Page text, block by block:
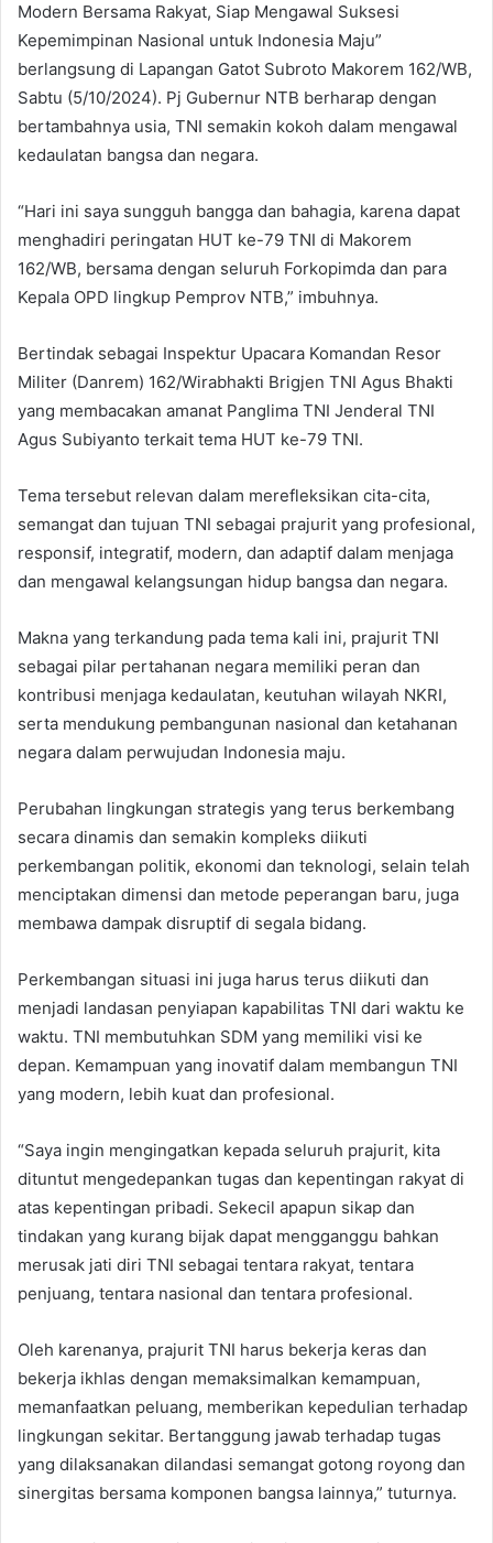
Modern Bersama Rakyat, Siap Mengawal Suksesi
Kepemimpinan Nasional untuk Indonesia Maju”
berlangsung di Lapangan Gatot Subroto Makorem 162/WB,
Sabtu (5/10/2024). Pj Gubernur NTB berharap dengan
bertambahnya usia, TNI semakin kokoh dalam mengawal
kedaulatan bangsa dan negara.
“Hari ini saya sungguh bangga dan bahagia, karena dapat
menghadiri peringatan HUT ke-79 TNI di Makorem
162/WB, bersama dengan seluruh Forkopimda dan para
Kepala OPD lingkup Pemprov NTB,” imbuhnya.
Bertindak sebagai Inspektur Upacara Komandan Resor
Militer (Danrem) 162/Wirabhakti Brigjen TNI Agus Bhakti
yang membacakan amanat Panglima TNI Jenderal TNI
Agus Subiyanto terkait tema HUT ke-79 TNI.
Tema tersebut relevan dalam merefleksikan cita-cita,
semangat dan tujuan TNI sebagai prajurit yang profesional,
responsif, integratif, modern, dan adaptif dalam menjaga
dan mengawal kelangsungan hidup bangsa dan negara.
Makna yang terkandung pada tema kali ini, prajurit TNI
sebagai pilar pertahanan negara memiliki peran dan
kontribusi menjaga kedaulatan, keutuhan wilayah NKRI,
serta mendukung pembangunan nasional dan ketahanan
negara dalam perwujudan Indonesia maju.
Perubahan lingkungan strategis yang terus berkembang
secara dinamis dan semakin kompleks diikuti
perkembangan politik, ekonomi dan teknologi, selain telah
menciptakan dimensi dan metode peperangan baru, juga
membawa dampak disruptif di segala bidang.
Perkembangan situasi ini juga harus terus diikuti dan
menjadi landasan penyiapan kapabilitas TNI dari waktu ke
waktu. TNI membutuhkan SDM yang memiliki visi ke
depan. Kemampuan yang inovatif dalam membangun TNI
yang modern, lebih kuat dan profesional.
“Saya ingin mengingatkan kepada seluruh prajurit, kita
dituntut mengedepankan tugas dan kepentingan rakyat di
atas kepentingan pribadi. Sekecil apapun sikap dan
tindakan yang kurang bijak dapat mengganggu bahkan
merusak jati diri TNI sebagai tentara rakyat, tentara
penjuang, tentara nasional dan tentara profesional.
Oleh karenanya, prajurit TNI harus bekerja keras dan
bekerja ikhlas dengan memaksimalkan kemampuan,
memanfaatkan peluang, memberikan kepedulian terhadap
lingkungan sekitar. Bertanggung jawab terhadap tugas
yang dilaksanakan dilandasi semangat gotong royong dan
sinergitas bersama komponen bangsa lainnya,” tuturnya.